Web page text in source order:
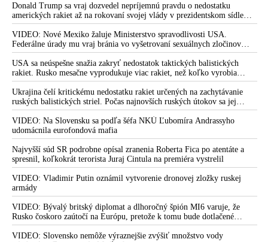
Z výsluchu Milana Lučanského po zadržaní: Tak začnem vami,
pán Lipšic, čo na vás všetko viem!
Čo sa to, preboha, na Slovensku deje?! Je Lučanský obeťou
Matovičovej mafie?
Generál Lučanský po pokuse o samovraždu vo väzbe utrpel
mozgovú smrť! Matovič nesie plnú zodpovednosť za tragédiu!
Forisch a spol.: Kandidát na šéfa Špeciálnej prokuratúry Lipšic
je závadová osoba s kontaktmi a prepojeniami na pochybné
živly
VIDEO: Zneužívanie inštitútu kolúznej väzby, cynická výroba
hrdinov z kajúcnikov a psychický kolaps a zásadný rozpad
osobnosti Igora Matoviča
VIDEO: Vládna koalícia urobila z väzby politický a mučiaci
nástroj
Lučanského advokát Beresecký vylúčil úmyselné aj cudzie
zavinenie zranenia policajného exprezidenta
VIDEO: Strácame civilizačný „náter“. Ak sa potvrdí
Donald Trump sa vraj dozvedel nepríjemnú pravdu o nedostatku
amerických rakiet až na rokovaní svojej vlády v prezidentskom sídle
Camp David v Marylande, a preto musel odložiť plánované útoky na
Irán. Prezident USA sa pre to údajne pohádal so šéfom Pentagónu, lebo
bol presvedčený o opaku
VIDEO: Nové Mexiko žaluje Ministerstvo spravodlivosti USA.
Federálne úrady mu vraj bránia vo vyšetrovaní sexuálnych zločinov
organizátora pedofilnej siete Jeffreyho Epsteina. Ten mal nariadiť, aby
dve dievčatá zo zahraničia, ktoré boli uškrtené počas drsného
fetišistického sexu, pochovali v blízkosti jeho ranča v tomto americkom
štáte
USA sa neúspešne snažia zakryť nedostatok taktických balistických
rakiet. Rusko mesačne vyprodukuje viac rakiet, než koľko vyrobia
všetci producenti systémov Patriot dohromady
Ukrajina čelí kritickému nedostatku rakiet určených na zachytávanie
ruských balistických striel. Počas najnovších ruských útokov sa jej
nepodarilo zostreliť ani jednu. Volodymyr Zelenskyj sa v zúfalstve snaží
prostredníctvom NATO zabezpečiť ich dodávky
VIDEO: Na Slovensku sa podľa šéfa NKÚ Ľubomíra Andrassyho
udomácnila eurofondová mafia
Najvyšší súd SR podrobne opísal zranenia Roberta Fica po atentáte a
spresnil, koľkokrát terorista Juraj Cintula na premiéra vystrelil
VIDEO: Vladimir Putin oznámil vytvorenie dronovej zložky ruskej
armády
VIDEO: Bývalý britský diplomat a dlhoročný špión MI6 varuje, že
Rusko čoskoro zaútočí na Európu, pretože k tomu bude dotlačené
rovnako, ako bolo dotlačené k invázii na Ukrajinu v roku 2022.
Zelenskyj medzitým v Kyjeve naliehal na zhromaždených diplomatov,
VIDEO: Slovensko nemôže výraznejšie zvýšiť množstvo vody